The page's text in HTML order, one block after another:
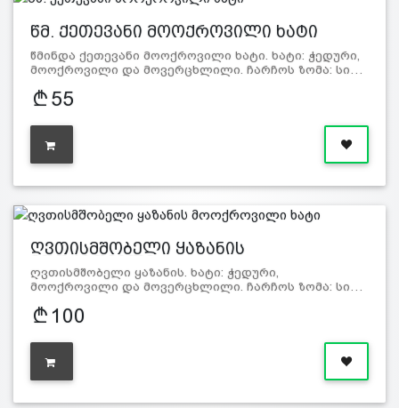
წმ. ქეთევანი მოოქროვილი ხატი
წმინდა ქეთევანი მოოქროვილი ხატი. ხატი: ჭედური,
მოოქროვილი და მოვერცხლილი. ჩარჩოს ზომა: სი…
55
ღვთისმშობელი ყაზანის
ღვთისმშობელი ყაზანის. ხატი: ჭედური,
მოოქროვილი და მოვერცხლილი. ჩარჩოს ზომა: სი…
100